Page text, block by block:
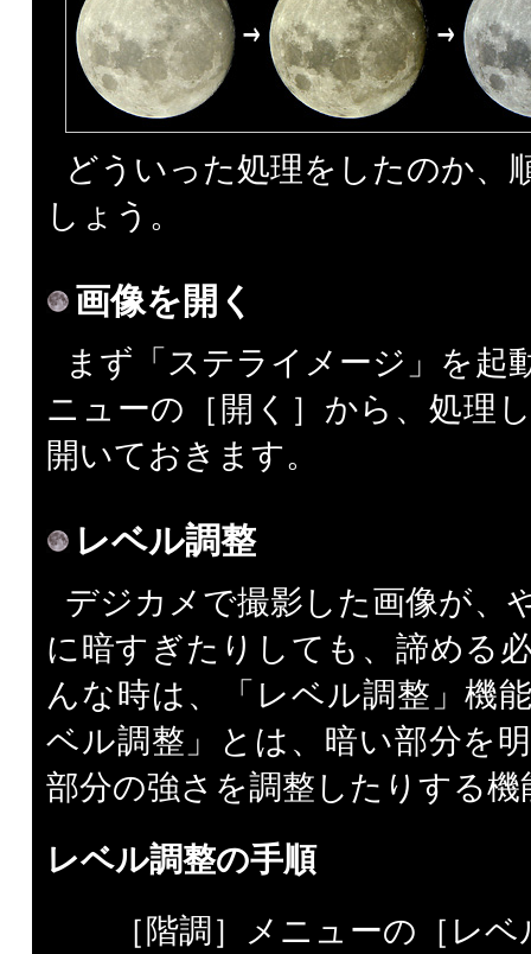
どういった処理をしたのか、
しょう。
画像を開く
まず「ステライメージ」を起
ニューの［開く］から、処理
開いておきます。
レベル調整
デジカメで撮影した画像が、
に暗すぎたりしても、諦める
んな時は、「レベル調整」機
ベル調整」とは、暗い部分を
部分の強さを調整したりする機
レベル調整の手順
［階調］メニューの［レベ